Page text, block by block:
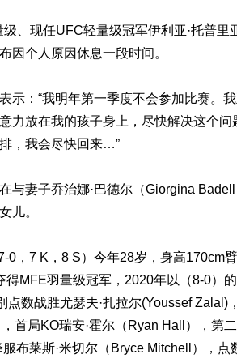
、现任UFC轻量级冠军伊利亚·托普里
因个人原因休息一段时间。
示：“我明年第一季度不会参加比赛。
力放在我的孩子身上，尽快解决这个
，我会尽快回来…”
与妻子乔治娜·巴德尔（Giorgina
儿。
0，7 K，8 S）今年28岁，身高170cm
得MFE羽量级冠军，2020年以（8-0）
点数战胜尤瑟夫·扎拉尔(Youssef Zalal)
，首局KO瑞安·霍尔（Ryan Hall），第
布莱斯·米切尔（Bryce Mitchell），点